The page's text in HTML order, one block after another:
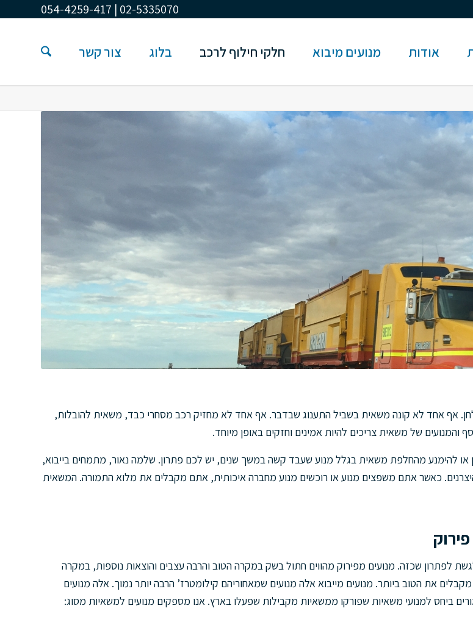
02-5335070 | 054-4259-417
אודות מנועים מיבוא חלקי חילוף לרכב בלוג צור קשר
אף אחד לא קונה משאית בשביל התענוג שבדבר. אף אחד לא מחזיק רכב מסחרי כבד, משאית להובלות,
של משאית צריכים להיות אמינים וחזקים באופן מיוחד.
להימנע מהחלפת משאית בגלל מנוע שעבד קשה במשך שנים, יש לכם פתרון. שלמה נאור, מתמחים בייבוא,
כאשר אתם משפצים מנוע או רוכשים מנוע מחברה איכותית, אתם מקבלים את מלוא התמורה. המשאית
לפתרון שכזה. מנועים מפירוק מהווים חתול בשק במקרה הטוב והרבה עצבים והוצאות נוספות, במקרה
את הטוב ביותר. מנועים מייבוא אלה מנועים שמאחוריהם קילומטרז’ הרבה יותר נמוך. אלה מנועים
ביחס למנועי משאיות שפורקו ממשאיות מקבילות שפעלו בארץ. אנו מספקים מנועים למשאיות מסוג: